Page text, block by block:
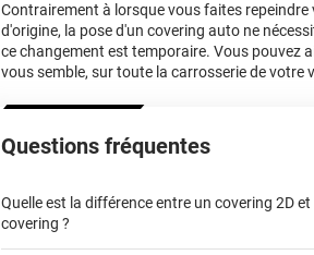
Contrairement à lorsque vous faites
d'origine, la pose d'un covering auto ne
ce changement est temporaire. Vous pouvez
vous semble, sur toute la carrosserie de votre
Questions fréquentes
Quelle est la différence entre un covering 2D
covering ?